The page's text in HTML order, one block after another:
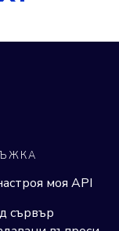
моя API
сървър